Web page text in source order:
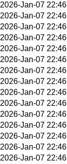
2026-Jan-07 22:46
2026-Jan-07 22:46
2026-Jan-07 22:46
2026-Jan-07 22:46
2026-Jan-07 22:46
2026-Jan-07 22:46
2026-Jan-07 22:46
2026-Jan-07 22:46
2026-Jan-07 22:46
2026-Jan-07 22:46
2026-Jan-07 22:46
2026-Jan-07 22:46
2026-Jan-07 22:46
2026-Jan-07 22:46
2026-Jan-07 22:46